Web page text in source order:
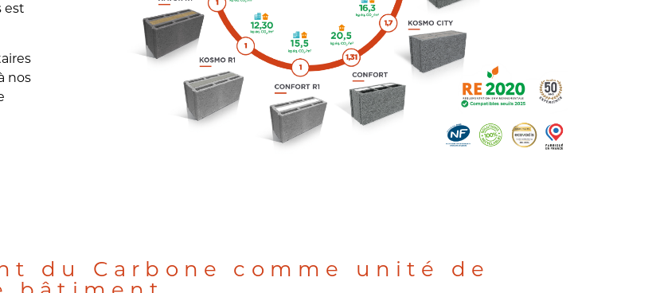
est
nos
du Carbone comme unité de